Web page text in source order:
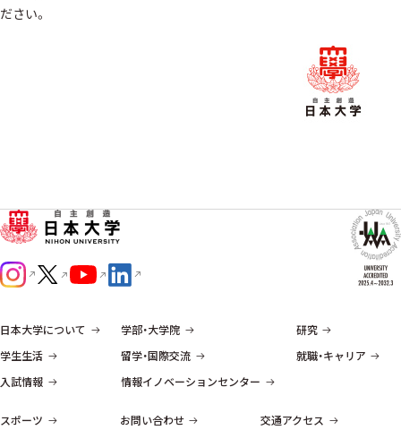
ださい。
日本大学について 学部・大学院
研究
学生生活
留学・国際交流
就職・キャリア
入試情報
情報イノベーションセンター
スポーツ お問い合わせ 交通アクセス